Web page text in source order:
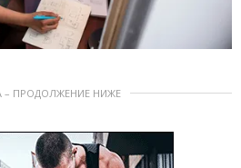
– ПРОДОЛЖЕНИЕ НИЖЕ